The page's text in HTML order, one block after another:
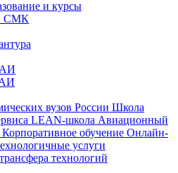
и курсы
СМК
вузов России Школа
LEAN-школа Авиационный
Корпоративное обучение Онлайн-
услуги
технологий